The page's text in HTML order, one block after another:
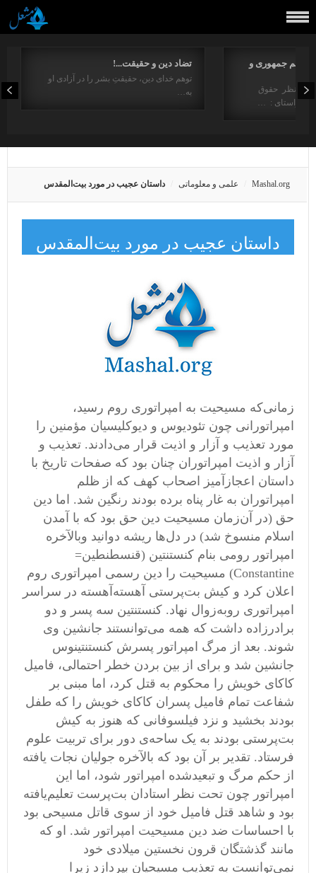
تضاد دین و حقیقت...!
توهم خدای دین، حقیقتِ بشر را در آزادی او
به…
جمهوری و
از منظر حقوق
در راستای : …
Mashal.org علمی و معلوماتی داستان عجیب در مورد بیت‌المقدس
داستان عجیب در مورد بیت‌المقدس
زمانی‌که مسیحیت به امپراتوری روم رسید،
امپراتورانی چون تئودیوس و دیوکلیسیان مؤمنین را
مورد تعذیب و آزار و اذیت قرار می‌دادند. تعذیب و
آزار و اذیت امپراتوران چنان بود که صفحات تاریخ با
داستان اعجازآمیز اصحاب کهف که از ظلم
امپراتوران به غار پناه برده بودند رنگین شد. اما دین
حق (در آن‌زمان مسیحیت دین حق بود که با آمدن
اسلام منسوخ شد) در دل‌ها ریشه دوانید وبالآخره
امپراتور رومی بنام کنستنتین (قنسطنطین=
Constantine) مسیحیت را دین رسمی امپراتوری روم
اعلان کرد و کیش بت‌پرستی آهسته‌آهسته در سراسر
امپراتوری روبه‌زوال نهاد. کنستنتین سه پسر و دو
برادرزاده داشت که همه می‌توانستند جانشین وی
شوند. بعد از مرگ امپراتور پسرش کنستنتینوس
جانشین شد و برای از بین بردن خطر احتمالی، فامیل
کاکای خویش را محکوم به قتل کرد، اما مبنی بر
شفاعت تمام فامیل پسران کاکای خویش را که طفل
بودند بخشید و نزد فیلسوفانی که هنوز به کیش
بت‌پرستی بودند به یک ساحه‌ی دور برای تربیت علوم
فرستاد. تقدیر بر آن بود که بالآخره جولیان نجات یافته
از حکم مرگ و تبعیدشده امپراتور شود، اما این
امپراتور چون تحت نظر استادان بت‌پرست تعلیم‌یافته
بود و شاهد قتل فامیل خود از سوی قاتل مسیحی بود
با احساسات ضد دین مسیحیت امپراتور شد. او که
مانند گذشتگان قرون نخستین میلادی خود
نمی‌توانست به تعذیب مسیحیان بپردازد زیرا